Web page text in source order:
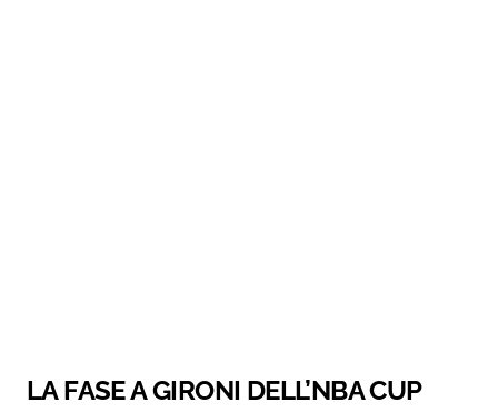
LA FASE A GIRONI DELL’NBA CUP